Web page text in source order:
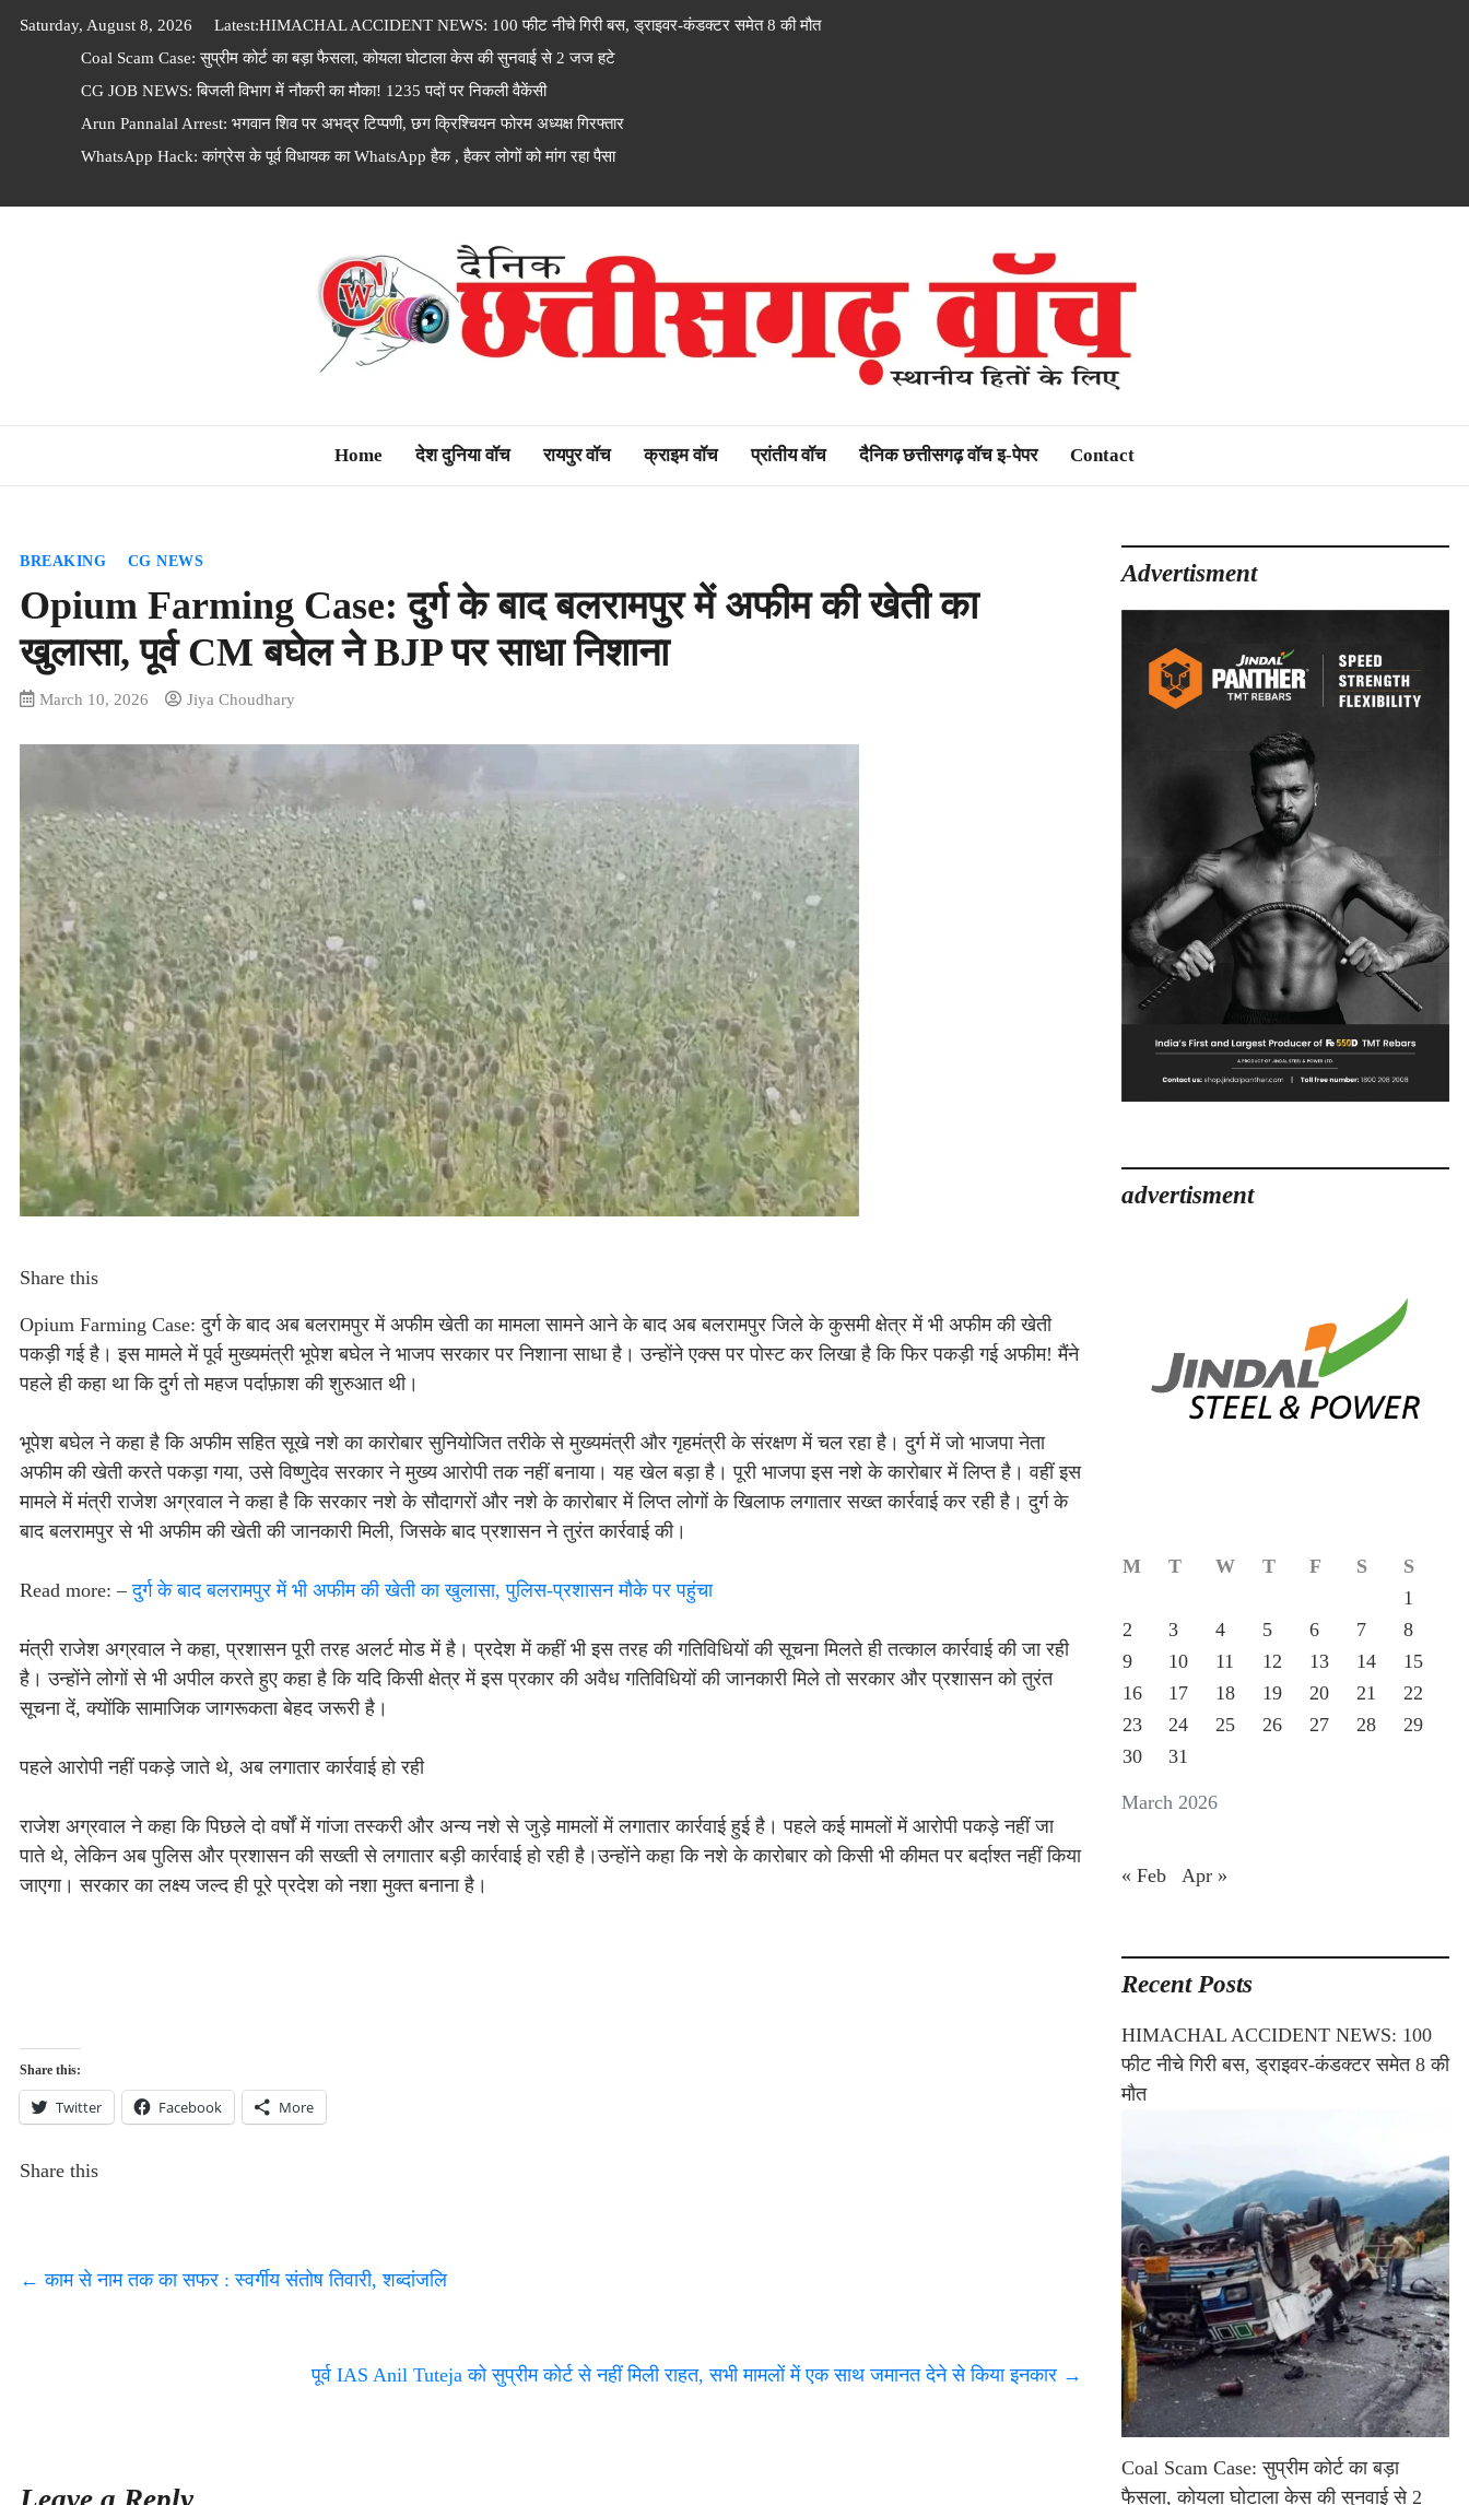
Saturday, August 8, 2026 Latest:HIMACHAL ACCIDENT NEWS: 100 फीट नीचे गिरी बस, ड्राइवर-कंडक्टर समेत 8 की मौत
Coal Scam Case: सुप्रीम कोर्ट का बड़ा फैसला, कोयला घोटाला केस की सुनवाई से 2 जज हटे
CG JOB NEWS: बिजली विभाग में नौकरी का मौका! 1235 पदों पर निकली वैकेंसी
Arun Pannalal Arrest: भगवान शिव पर अभद्र टिप्पणी, छग क्रिश्चियन फोरम अध्यक्ष गिरफ्तार
WhatsApp Hack: कांग्रेस के पूर्व विधायक का WhatsApp हैक , हैकर लोगों को मांग रहा पैसा
Dainik Chhattisgarh watch
Home देश दुनिया वॉच रायपुर वॉच क्राइम वॉच प्रांतीय वॉच दैनिक छत्तीसगढ़ वॉच इ-पेपर Contact
BREAKING CG NEWS
Opium Farming Case: दुर्ग के बाद बलरामपुर में अफीम की खेती का
खुलासा, पूर्व CM बघेल ने BJP पर साधा निशाना
March 10, 2026 Jiya Choudhary
Share this
Opium Farming Case: दुर्ग के बाद अब बलरामपुर में अफीम खेती का मामला सामने आने के बाद अब बलरामपुर जिले के कुसमी क्षेत्र में भी अफीम की खेती
पकड़ी गई है। इस मामले में पूर्व मुख्यमंत्री भूपेश बघेल ने भाजप सरकार पर निशाना साधा है। उन्होंने एक्स पर पोस्ट कर लिखा है कि फिर पकड़ी गई अफीम! मैंने
पहले ही कहा था कि दुर्ग तो महज पर्दाफ़ाश की शुरुआत थी।
भूपेश बघेल ने कहा है कि अफीम सहित सूखे नशे का कारोबार सुनियोजित तरीके से मुख्यमंत्री और गृहमंत्री के संरक्षण में चल रहा है। दुर्ग में जो भाजपा नेता
अफीम की खेती करते पकड़ा गया, उसे विष्णुदेव सरकार ने मुख्य आरोपी तक नहीं बनाया। यह खेल बड़ा है। पूरी भाजपा इस नशे के कारोबार में लिप्त है। वहीं इस
मामले में मंत्री राजेश अग्रवाल ने कहा है कि सरकार नशे के सौदागरों और नशे के कारोबार में लिप्त लोगों के खिलाफ लगातार सख्त कार्रवाई कर रही है। दुर्ग के
बाद बलरामपुर से भी अफीम की खेती की जानकारी मिली, जिसके बाद प्रशासन ने तुरंत कार्रवाई की।
Read more: –दुर्ग के बाद बलरामपुर में भी अफीम की खेती का खुलासा, पुलिस-प्रशासन मौके पर पहुंचा
मंत्री राजेश अग्रवाल ने कहा, प्रशासन पूरी तरह अलर्ट मोड में है। प्रदेश में कहीं भी इस तरह की गतिविधियों की सूचना मिलते ही तत्काल कार्रवाई की जा रही
है। उन्होंने लोगों से भी अपील करते हुए कहा है कि यदि किसी क्षेत्र में इस प्रकार की अवैध गतिविधियों की जानकारी मिले तो सरकार और प्रशासन को तुरंत
सूचना दें, क्योंकि सामाजिक जागरूकता बेहद जरूरी है।
पहले आरोपी नहीं पकड़े जाते थे, अब लगातार कार्रवाई हो रही
राजेश अग्रवाल ने कहा कि पिछले दो वर्षों में गांजा तस्करी और अन्य नशे से जुड़े मामलों में लगातार कार्रवाई हुई है। पहले कई मामलों में आरोपी पकड़े नहीं जा
पाते थे, लेकिन अब पुलिस और प्रशासन की सख्ती से लगातार बड़ी कार्रवाई हो रही है।उन्होंने कहा कि नशे के कारोबार को किसी भी कीमत पर बर्दाश्त नहीं किया
जाएगा। सरकार का लक्ष्य जल्द ही पूरे प्रदेश को नशा मुक्त बनाना है।
Share this:
Twitter Facebook More
Share this
← काम से नाम तक का सफर : स्वर्गीय संतोष तिवारी, शब्दांजलि
पूर्व IAS Anil Tuteja को सुप्रीम कोर्ट से नहीं मिली राहत, सभी मामलों में एक साथ जमानत देने से किया इनकार →
Advertisment
advertisment
March 2026
M T W T F S
S
1
2
3 4 5 6 7
8
9
10 11 12 13 14
15
16
17 18 19 20 21
22
23
24 25 26 27 28
29
30
31
« Feb Apr »
Recent Posts
HIMACHAL ACCIDENT NEWS: 100
फीट नीचे गिरी बस, ड्राइवर-कंडक्टर समेत 8 की
मौत
Coal Scam Case: सुप्रीम कोर्ट का बड़ा
फैसला, कोयला घोटाला केस की सुनवाई से 2